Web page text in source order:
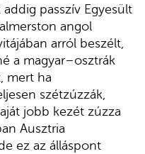
passzív Egyesült
angol
arról beszélt,
a magyar–osztrák
mert ha
szétzúzzák,
jobb kezét zúzza
Ausztria
ez az álláspont